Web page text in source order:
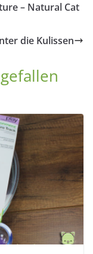
– Natural Cat
die Kulissen